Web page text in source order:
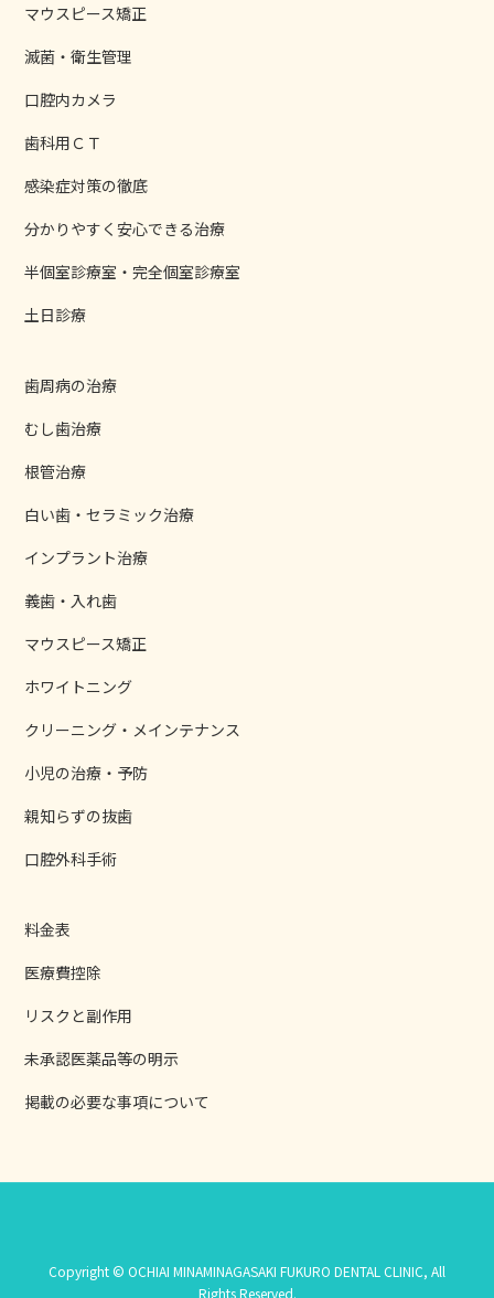
マウスピース矯正
滅菌・衛生管理
口腔内カメラ
歯科用ＣＴ
感染症対策の徹底
分かりやすく安心できる治療
半個室診療室・完全個室診療室
土日診療
歯周病の治療
むし歯治療
根管治療
白い歯・セラミック治療
インプラント治療
義歯・入れ歯
マウスピース矯正
ホワイトニング
クリーニング・メインテナンス
小児の治療・予防
親知らずの抜歯
口腔外科手術
料金表
医療費控除
リスクと副作用
未承認医薬品等の明示
掲載の必要な事項について
Copyright © OCHIAI MINAMINAGASAKI FUKURO DENTAL CLINIC, All
Rights Reserved.